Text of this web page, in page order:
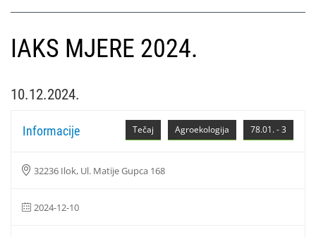
IAKS MJERE 2024.
10.12.2024.
78.01. - 3
Agroekologija
Tečaj
Informacije
32236 Ilok, Ul. Matije Gupca 168
2024-12-10